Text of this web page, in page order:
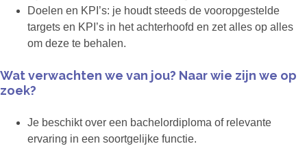
Doelen en KPI’s: je houdt steeds de vooropgestelde
targets en KPI’s in het achterhoofd en zet alles op alles
om deze te behalen.
Wat verwachten we van jou? Naar wie zijn we op
zoek?
Je beschikt over een bachelordiploma of relevante
ervaring in een soortgelijke functie.